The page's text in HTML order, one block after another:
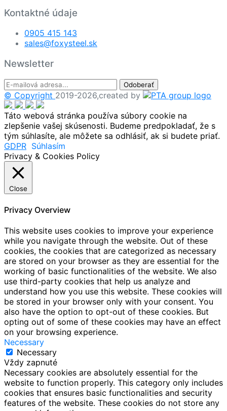
Kontaktné údaje
0905 415 143
sales@foxysteel.sk
Newsletter
Odoberať
© Copyright 2019-2026,created by
Táto webová stránka používa súbory cookie na
zlepšenie vašej skúsenosti. Budeme predpokladať, že s
tým súhlasíte, ale môžete sa odhlásiť, ak si budete priať.
GDPR Súhlasím
Privacy & Cookies Policy
Close
Privacy Overview
This website uses cookies to improve your experience
while you navigate through the website. Out of these
cookies, the cookies that are categorized as necessary
are stored on your browser as they are essential for the
working of basic functionalities of the website. We also
use third-party cookies that help us analyze and
understand how you use this website. These cookies will
be stored in your browser only with your consent. You
also have the option to opt-out of these cookies. But
opting out of some of these cookies may have an effect
on your browsing experience.
Necessary
Necessary
Vždy zapnuté
Necessary cookies are absolutely essential for the
website to function properly. This category only includes
cookies that ensures basic functionalities and security
features of the website. These cookies do not store any